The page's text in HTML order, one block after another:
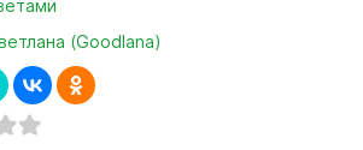
(Goodlana)